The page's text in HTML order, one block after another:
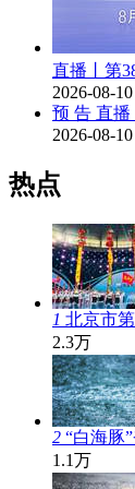
直播丨第
2026-08-
预 告 直播
2026-08-
热点
1 北京市
2.3万
2 “白海豚
1.1万